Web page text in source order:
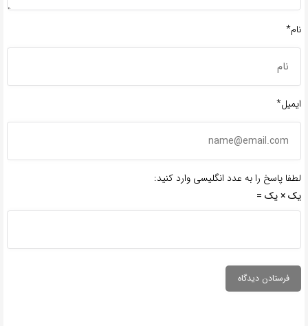
نام*
ایمیل*
لطفا پاسخ را به عدد انگلیسی وارد کنید:
یک × یک =